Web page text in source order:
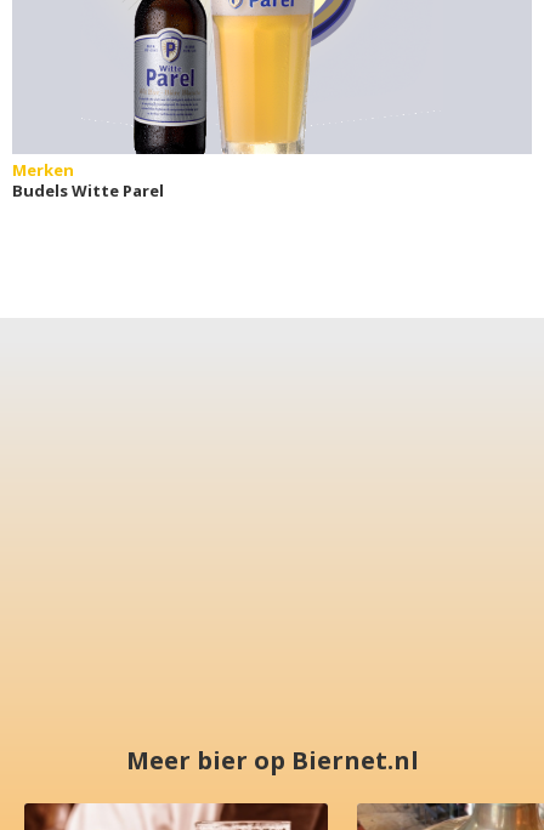
Merken
Budels Witte Parel
Meer bier op Biernet.nl